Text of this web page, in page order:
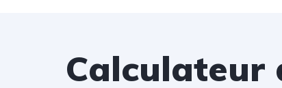
Calculateur